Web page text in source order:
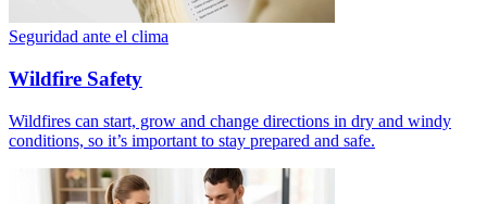
Seguridad ante el clima
Wildfire Safety
Wildfires can start, grow and change directions in dry and windy
conditions, so it’s important to stay prepared and safe.